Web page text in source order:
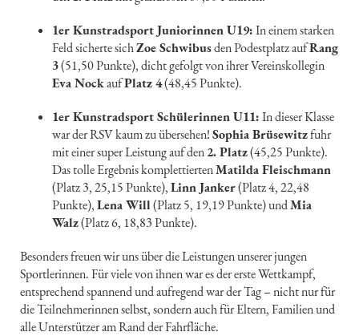
1er Kunstradsport Juniorinnen U19:In einem starken
Feld sicherte sichZoe Schwibusden Podestplatz aufRang
3(51,50 Punkte), dicht gefolgt von ihrer Vereinskollegin
Eva NockaufPlatz 4(48,45 Punkte).
1er Kunstradsport Schülerinnen U11:In dieser Klasse
war der RSV kaum zu übersehen!Sophia Brüsewitzfuhr
mit einer super Leistung auf den2. Platz(45,25 Punkte).
Das tolle Ergebnis komplettiertenMatilda Fleischmann
(Platz 3, 25,15 Punkte),Linn Janker(Platz 4, 22,48
Punkte),Lena Will(Platz 5, 19,19 Punkte) undMia
Walz(Platz 6, 18,83 Punkte).
Besonders freuen wir uns über die Leistungen unserer jungen
Sportlerinnen. Für viele von ihnen war es der erste Wettkampf,
entsprechend spannend und aufregend war der Tag – nicht nur für
die Teilnehmerinnen selbst, sondern auch für Eltern, Familien und
alle Unterstützer am Rand der Fahrfläche.